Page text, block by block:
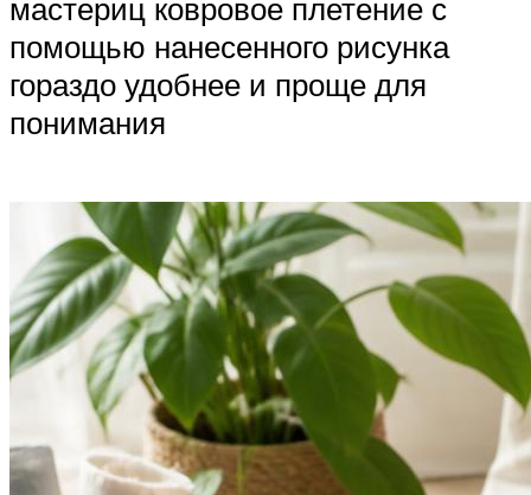
мастериц ковровое плетение с
помощью нанесенного рисунка
гораздо удобнее и проще для
понимания